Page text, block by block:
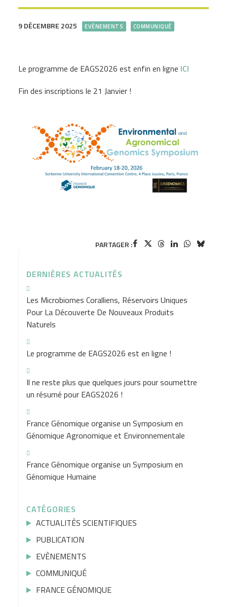
9 DÉCEMBRE 2025 EVÈNEMENTS COMMUNIQUÉ
Le programme de EAGS2026 est enfin en ligne ICI
Fin des inscriptions le 21 Janvier !
PARTAGER :
DERNIÈRES ACTUALITÉS
Les Microbiomes Coralliens, Réservoirs Uniques
Pour La Découverte De Nouveaux Produits
Naturels
Le programme de EAGS2026 est en ligne !
Il ne reste plus que quelques jours pour soumettre
un résumé pour EAGS2026 !
France Génomique organise un Symposium en
Génomique Agronomique et Environnementale
France Génomique organise un Symposium en
Génomique Humaine
CATÉGORIES
ACTUALITÉS SCIENTIFIQUES
PUBLICATION
EVÈNEMENTS
COMMUNIQUÉ
FRANCE GÉNOMIQUE